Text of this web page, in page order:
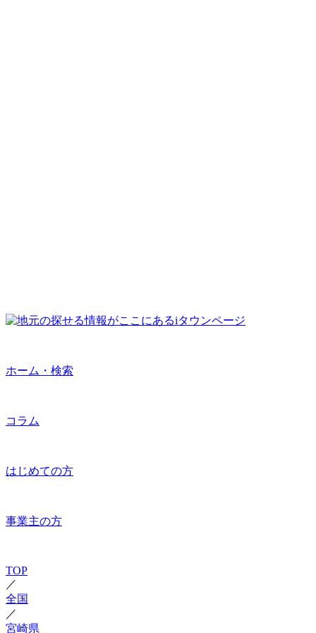
ホーム・検索
コラム
はじめての方
事業主の方
TOP
／
全国
／
宮崎県